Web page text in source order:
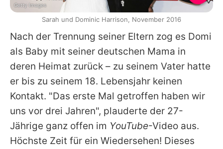
Nach der Trennung seiner Eltern zog es Domi
als Baby mit seiner deutschen Mama in
deren Heimat zurück – zu seinem Vater hatte
er bis zu seinem 18. Lebensjahr keinen
Kontakt. "Das erste Mal getroffen haben wir
uns vor drei Jahren", plauderte der 27-
Jährige ganz offen im YouTube-Video aus.
Höchste Zeit für ein Wiedersehen! Dieses
Getty Images
Sarah und Dominic Harrison, November 2016